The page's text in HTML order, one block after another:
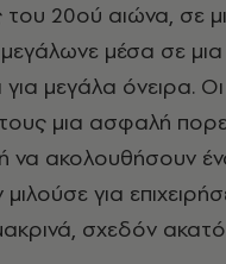
μέσα σε
για μεγάλα όνειρα.
μια ασφαλή
να ακολουθήσουν
μιλούσε για
σχεδόν